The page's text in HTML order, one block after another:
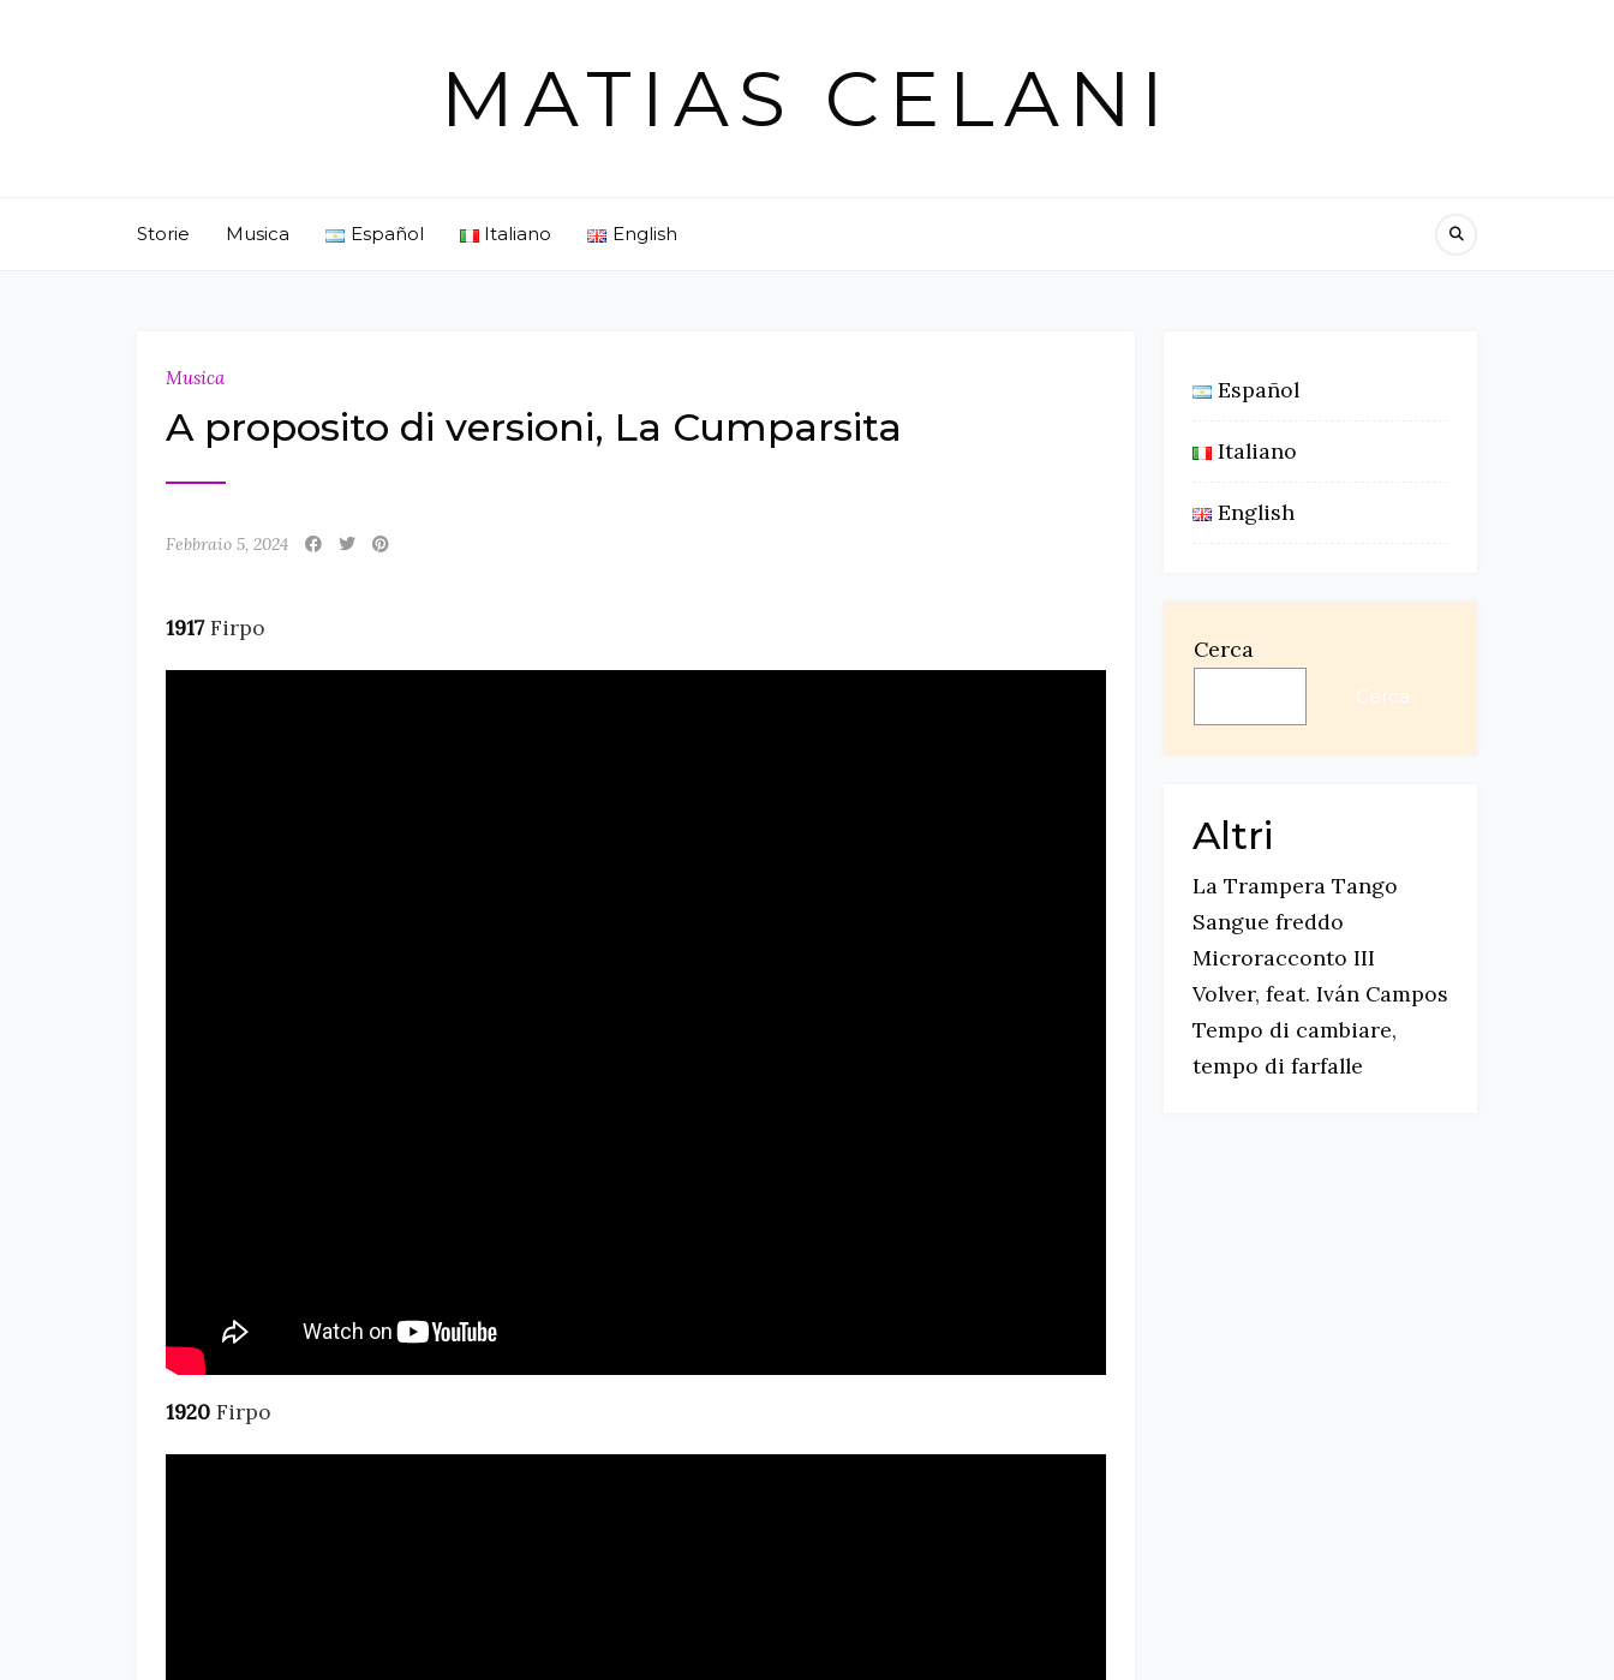
MATIAS CELANI
Storie Musica Español Italiano English
Musica
A proposito di versioni, La Cumparsita
Febbraio 5, 2024
1917Firpo
1920 Firpo
Español
Italiano
English
Cerca
Cerca
Altri
La Trampera Tango
Sangue freddo
Microracconto III
Volver, feat. Iván Campos
Tempo di cambiare,
tempo di farfalle